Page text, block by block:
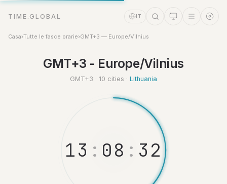
TIME.GLOBAL IT
Casa›Tutte le fasce orarie›GMT+3 — Europe/Vilnius
GMT+3 - Europe/Vilnius
GMT+3 · 10 cities · Lithuania
13 : 08 : 3 3
Assistente a tempo
Online